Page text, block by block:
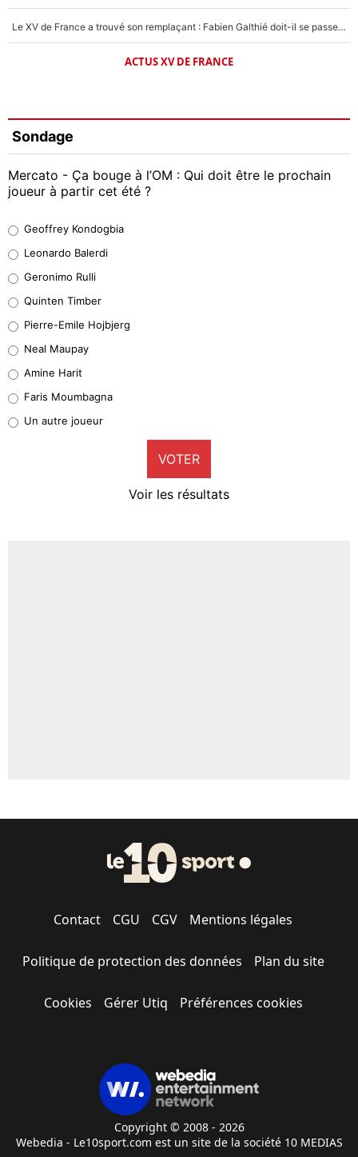
Le XV de France a trouvé son remplaçant : Fabien Galthié doit-il se passer d'Antoine Dupont ?
ACTUS XV DE FRANCE
Sondage
Mercato - Ça bouge à l’OM : Qui doit être le prochain
joueur à partir cet été ?
38%
32%
5%
1%
9%
Geoffrey Kondogbia
Leonardo Balerdi
Geronimo Rulli
Quinten Timber
Pierre-Emile Hojbjerg
Neal Maupay
Amine Harit
Faris Moumbagna
Un autre joueur
VOTER
Voir les résultats
Contact CGU CGV Mentions légales
Politique de protection des données Plan du site
Cookies Gérer Utiq Préférences cookies
Copyright © 2008 - 2026
Webedia - Le10sport.com est un site de la société 10 MEDIAS